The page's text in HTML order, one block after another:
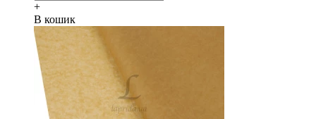
+
В кошик